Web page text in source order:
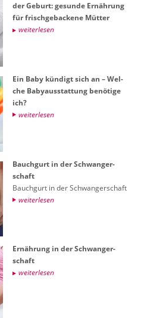
der Ge­burt: ge­sun­de Er­näh­rung
für frisch­ge­ba­cke­ne Müt­ter
wei­ter­le­sen
Ein Baby kün­digt sich an – Wel­
che Ba­by­aus­stat­tung be­nö­ti­ge
ich?
wei­ter­le­sen
Bauch­gurt in der Schwan­ger­
schaft
Bauch­gurt in der Schwan­ger­schaft
wei­ter­le­sen
Er­näh­rung in der Schwan­ger­
schaft
wei­ter­le­sen